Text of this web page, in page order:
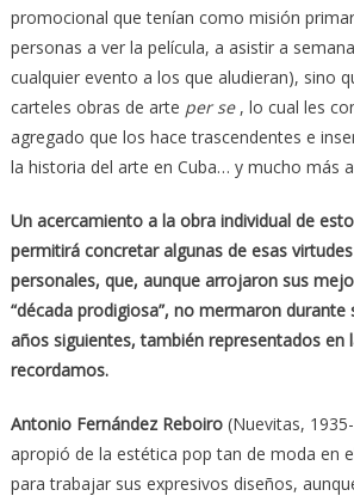
promocional que tenían como misión
personas a ver la película, a asistir a
cualquier evento a los que aludieran), sino
carteles obras de arte per se , lo cual les
agregado que los hace trascendentes e
la historia del arte en Cuba… y mucho más
Un acercamiento a la obra individual de
permitirá concretar algunas de esas
personales, que, aunque arrojaron sus
“década prodigiosa”, no mermaron
años siguientes, también representados en
recordamos.
Antonio Fernández Reboiro(Nuevitas,
apropió de la estética pop tan de moda en
para trabajar sus expresivos diseños,